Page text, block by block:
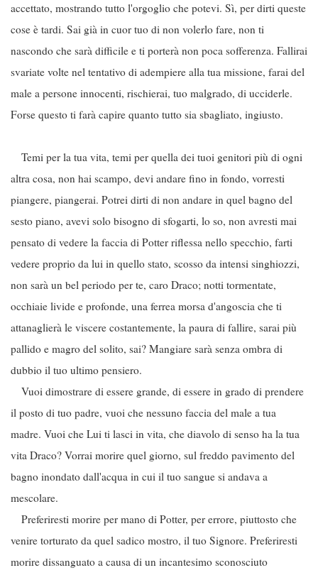
accettato, mostrando tutto l'orgoglio che potevi. Sì, per dirti queste
cose è tardi. Sai già in cuor tuo di non volerlo fare, non ti
nascondo che sarà difficile e ti porterà non poca sofferenza. Fallirai
svariate volte nel tentativo di adempiere alla tua missione, farai del
male a persone innocenti, rischierai, tuo malgrado, di ucciderle.
Forse questo ti farà capire quanto tutto sia sbagliato, ingiusto.
Temi per la tua vita, temi per quella dei tuoi genitori più di ogni
altra cosa, non hai scampo, devi andare fino in fondo, vorresti
piangere, piangerai. Potrei dirti di non andare in quel bagno del
sesto piano, avevi solo bisogno di sfogarti, lo so, non avresti mai
pensato di vedere la faccia di Potter riflessa nello specchio, farti
vedere proprio da lui in quello stato, scosso da intensi singhiozzi,
non sarà un bel periodo per te, caro Draco; notti tormentate,
occhiaie livide e profonde, una ferrea morsa d'angoscia che ti
attanaglierà le viscere costantemente, la paura di fallire, sarai più
pallido e magro del solito, sai? Mangiare sarà senza ombra di
dubbio il tuo ultimo pensiero.
Vuoi dimostrare di essere grande, di essere in grado di prendere
il posto di tuo padre, vuoi che nessuno faccia del male a tua
madre. Vuoi che Lui ti lasci in vita, che diavolo di senso ha la tua
vita Draco? Vorrai morire quel giorno, sul freddo pavimento del
bagno inondato dall'acqua in cui il tuo sangue si andava a
mescolare.
Preferiresti morire per mano di Potter, per errore, piuttosto che
venire torturato da quel sadico mostro, il tuo Signore. Preferiresti
morire dissanguato a causa di un incantesimo sconosciuto